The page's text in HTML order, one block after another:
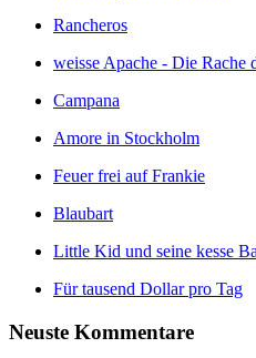
Rancheros
weisse Apache - Die Rache
Campana
Amore in Stockholm
Feuer frei auf Frankie
Blaubart
Little Kid und seine kesse
Für tausend Dollar pro Tag
Neuste Kommentare